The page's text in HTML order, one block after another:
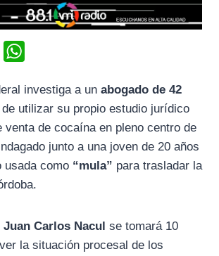
a
a
t
s
A
investiga a un abogado de 42
utilizar su propio estudio jurídico
venta de cocaína en pleno centro de
junto a una joven de 20 años
usada como “mula” para trasladar la
Carlos Nacul se tomará 10
la situación procesal de los